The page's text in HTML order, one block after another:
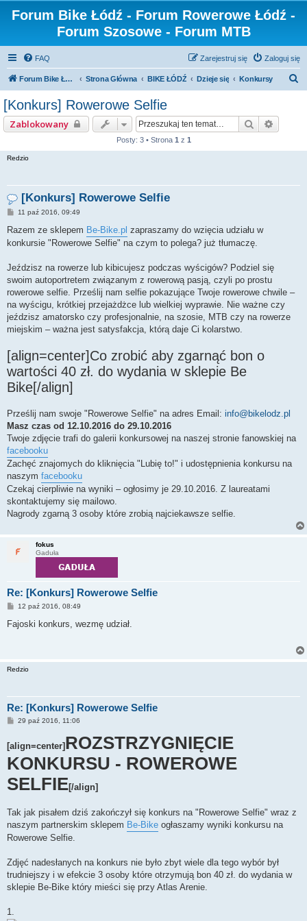
Forum Bike Łódź - Forum Rowerowe Łódź -
Forum Szosowe - Forum MTB
FAQ Zaloguj się
Zarejestruj się
Forum Bike Łódź - Forum Rowerowe Łódź - Forum Szosowe - Forum MTB Strona Główna BIKE ŁÓDŹ Dzieje się Konkursy
[Konkurs] Rowerowe Selfie
Zablokowany Szukaj
Posty: 3 • Strona 1 z 1
Redzio
[Konkurs] Rowerowe Selfie
P
s
11 paź 2016, 09:49
Razem ze sklepem Be-Bike.pl zapraszamy do wzięcia udziału w
konkursie "Rowerowe Selfie" na czym to polega? już tłumaczę.
Jeździsz na rowerze lub kibicujesz podczas wyścigów? Podziel się
swoim autoportretem związanym z rowerową pasją, czyli po prostu
rowerowe selfie. Prześlij nam selfie pokazujące Twoje rowerowe chwile –
na wyścigu, krótkiej przejażdżce lub wielkiej wyprawie. Nie ważne czy
jeździsz amatorsko czy profesjonalnie, na szosie, MTB czy na rowerze
miejskim – ważna jest satysfakcja, którą daje Ci kolarstwo.
[align=center]Co zrobić aby zgarnąć bon o
wartości 40 zł. do wydania w sklepie Be
Bike[/align]
Prześlij nam swoje "Rowerowe Selfie" na adres Email: info@bikelodz.pl
Masz czas od 12.10.2016 do 29.10.2016
Twoje zdjęcie trafi do galerii konkursowej na naszej stronie fanowskiej na
facebooku
Zachęć znajomych do kliknięcia "Lubię to!" i udostępnienia konkursu na
naszym facebooku
Czekaj cierpliwie na wyniki – ogłosimy je 29.10.2016. Z laureatami
skontaktujemy się mailowo.
Nagrody zgarną 3 osoby które zrobią najciekawsze selfie.
fokus
Gaduła
Re: [Konkurs] Rowerowe Selfie
P
s
t
12 paź 2016, 08:49
Fajoski konkurs, wezmę udział.
Redzio
Re: [Konkurs] Rowerowe Selfie
P
t
29 paź 2016, 11:06
[align=center] ROZSTRZYGNIĘCIE
KONKURSU - ROWEROWE
SELFIE[/align]
Tak jak pisałem dziś zakończył się konkurs na "Rowerowe Selfie" wraz z
naszym partnerskim sklepem Be-Bike ogłaszamy wyniki konkursu na
Rowerowe Selfie.
Zdjęć nadesłanych na konkurs nie było zbyt wiele dla tego wybór był
trudniejszy i w efekcie 3 osoby które otrzymują bon 40 zł. do wydania w
sklepie Be-Bike który mieści się przy Atlas Arenie.
1.